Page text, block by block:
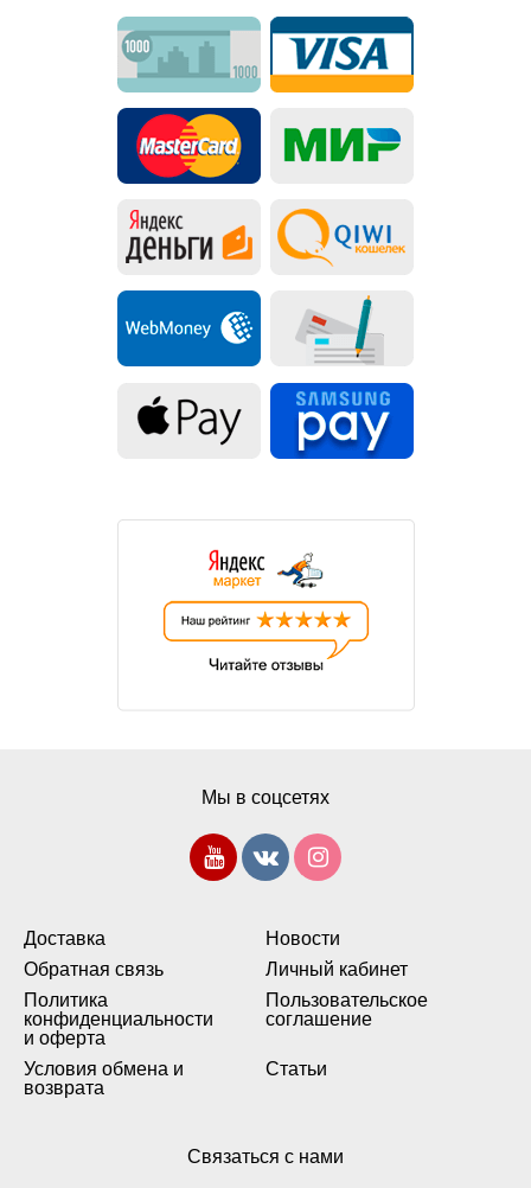
Доставка
Новости
Обратная связь
Личный кабинет
Политика
конфиденциальности
и оферта
Пользовательское
соглашение
Условия обмена и
возврата
Статьи
Мы в соцсетях
Связаться с нами